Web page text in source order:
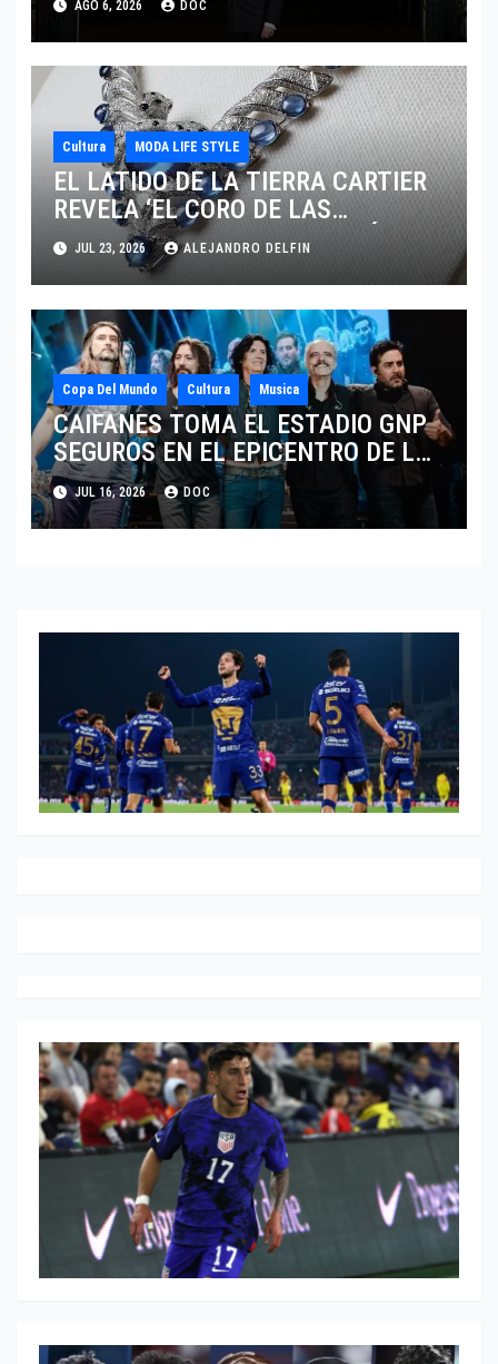
DRAMATISMO
AGO 6, 2026 DOC
Cultura MODA LIFE STYLE
EL LATIDO DE LA TIERRA CARTIER
REVELA ‘EL CORO DE LAS
PIEDRAS’, SU NUEVA SINFONÍA DE
ALTA JOYERÍA
JUL 23, 2026 ALEJANDRO DELFIN
Copa Del Mundo Cultura Musica
CAIFANES TOMA EL ESTADIO GNP
SEGUROS EN EL EPICENTRO DE LA
IDENTIDAD MEXICANA
JUL 16, 2026 DOC